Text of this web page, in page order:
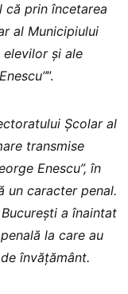
că prin încetarea
al Municipiului
și ale
”.
Şcolar al
transmise
Enescu”, în
un caracter penal.
a înaintat
la care au
învăţământ.